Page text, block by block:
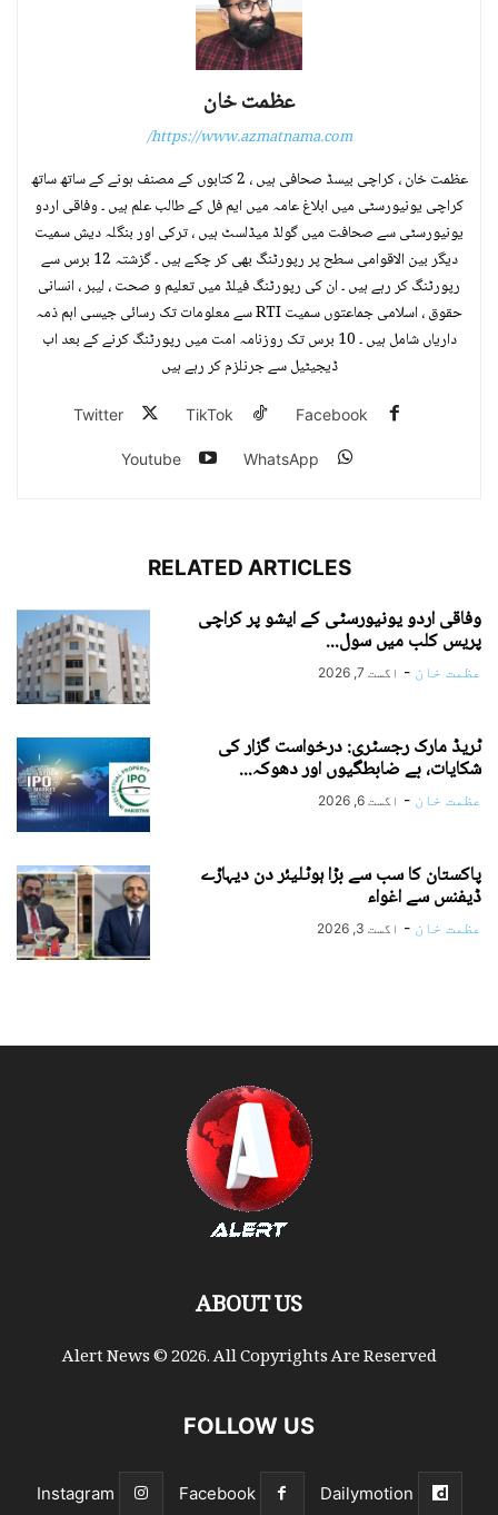
عظمت خان
https://www.azmatnama.com/
عظمت خان ، کراچی بیسڈ صحافی ہیں ، 2 کتابوں کے مصنف ہونے کے ساتھ ساتھ
کراچی یونیورسٹی میں ابلاغ عامہ میں ایم فل کے طالب علم ہیں ۔ وفاقی اردو
یونیورسٹی سے صحافت میں گولڈ میڈلسٹ ہیں ، ترکی اور بنگلہ دیش سمیت
دیگر بین الاقوامی سطح پر رپورٹنگ بھی کر چکے ہیں ۔ گزشتہ 12 برس سے
رپورٹنگ کر رہے ہیں ۔ ان کی رپورٹنگ فیلڈ میں تعلیم و صحت ، لیبر ، انسانی
حقوق ، اسلامی جماعتوں سمیت RTI سے معلومات تک رسائی جیسی اہم ذمہ
داریاں شامل ہیں ۔ 10 برس تک روزنامہ امت میں رپورٹنگ کرنے کے بعد اب
ڈیجیٹیل سے جرنلزم کر رہے ہیں
Facebook
TikTok
Twitter
WhatsApp
Youtube
RELATED ARTICLES
وفاقی اردو یونیورسٹی کے ایشو پر کراچی
پریس کلب میں سول...
عظمت خان - اگست 7, 2026
ٹریڈ مارک رجسٹری: درخواست گزار کی
شکایات، بے ضابطگیوں اور دھوکہ...
عظمت خان - اگست 6, 2026
پاکستان کا سب سے بڑا ہوٹلیئر دن دیہاڑے
ڈیفنس سے اغواء
عظمت خان - اگست 3, 2026
ABOUT US
Alert News © 2026. All Copyrights Are Reserved
FOLLOW US
Dailymotion
Facebook
Instagram